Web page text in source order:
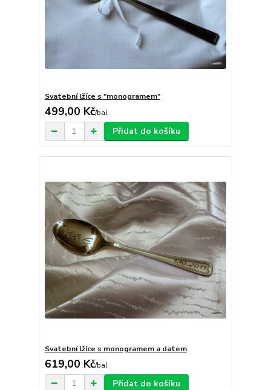
Svatební lžíce s "monogramem"
499,00 Kč/bal
Přidat do košíku
Svatební lžíce s monogramem a datem
619,00 Kč/bal
Přidat do košíku